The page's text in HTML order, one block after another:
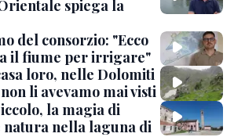
spiega la
del consorzio: "Ecco
il fiume per irrigare"
loro, nelle Dolomiti
li avevamo mai visti
la magia di
natura nella laguna di